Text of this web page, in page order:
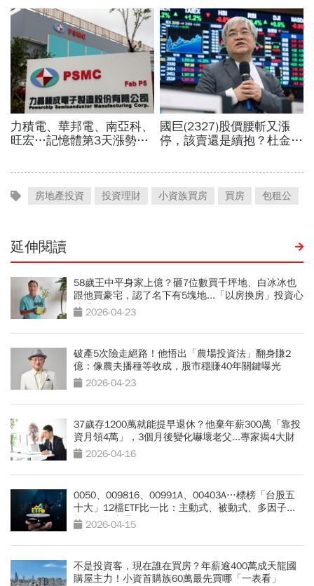
房地產投資 投資理財 小資族買房 買房 包租公
延伸閱讀
58歲王中平身家上億？砸7位數買千坪地、白冰冰也
跟他買豪宅，認了名下有5塊地...「以房換房」投資心
法曝光
2026-04-23
破產5次險走絕路！他悟出「農場投資法」翻身賺2
億：像農夫播種等收成，股市穩賺40年關鍵曝光
2026-04-23
37歲存1200萬就能提早退休？他棄年薪300萬「靠投
資月領4萬」，3個月後變化嚇壞老父...專家揭4大財
務風險
2026-04-16
0050、009816、00991A、00403A…標榜「台股五
十大」12檔ETF比一比：主動式、被動式、多因子...
投資人怎麼選？
2026-04-15
不是投資客，現在誰在買房？年薪逾400萬成天龍國
購屋主力！小資首購族60萬最先買哪「一表看」